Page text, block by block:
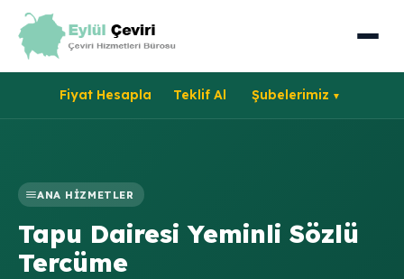
Fiyat Hesapla Teklif Al Şubelerimiz
ANA HIZMETLER
Tapu Dairesi Yeminli Sözlü
Tercüme